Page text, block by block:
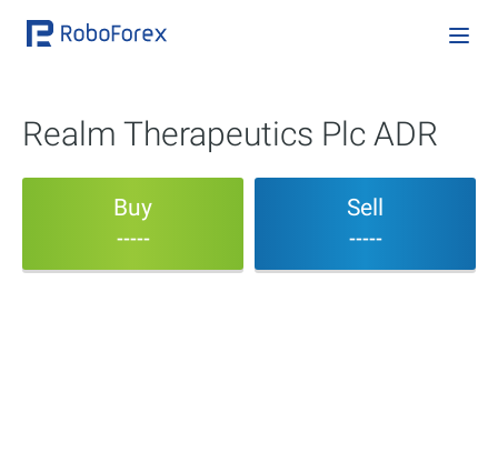
Realm Therapeutics Plc ADR
Buy
-----
Sell
-----